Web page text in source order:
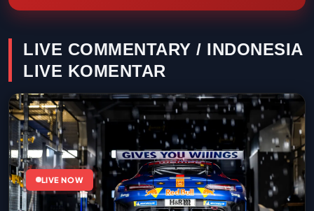
LIVE COMMENTARY / INDONESIA
LIVE KOMENTAR
LIVE NOW